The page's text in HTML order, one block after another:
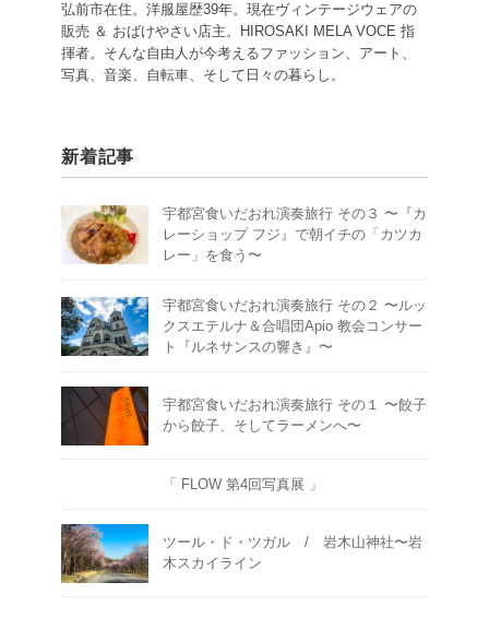
弘前市在住。洋服屋歴39年。現在ヴィンテージウェアの
販売 ＆ おばけやさい店主。HIROSAKI MELA VOCE 指
揮者。そんな自由人が今考えるファッション、アート、
写真、音楽、自転車、そして日々の暮らし。
新着記事
宇都宮食いだおれ演奏旅行 その３ 〜『カ
レーショップ フジ』で朝イチの「カツカ
レー」を食う〜
宇都宮食いだおれ演奏旅行 その２ 〜ルッ
クスエテルナ＆合唱団Apio 教会コンサー
ト『ルネサンスの響き』〜
宇都宮食いだおれ演奏旅行 その１ 〜餃子
から餃子、そしてラーメンへ〜
「 FLOW 第4回写真展 」
ツール・ド・ツガル / 岩木山神社〜岩
木スカイライン